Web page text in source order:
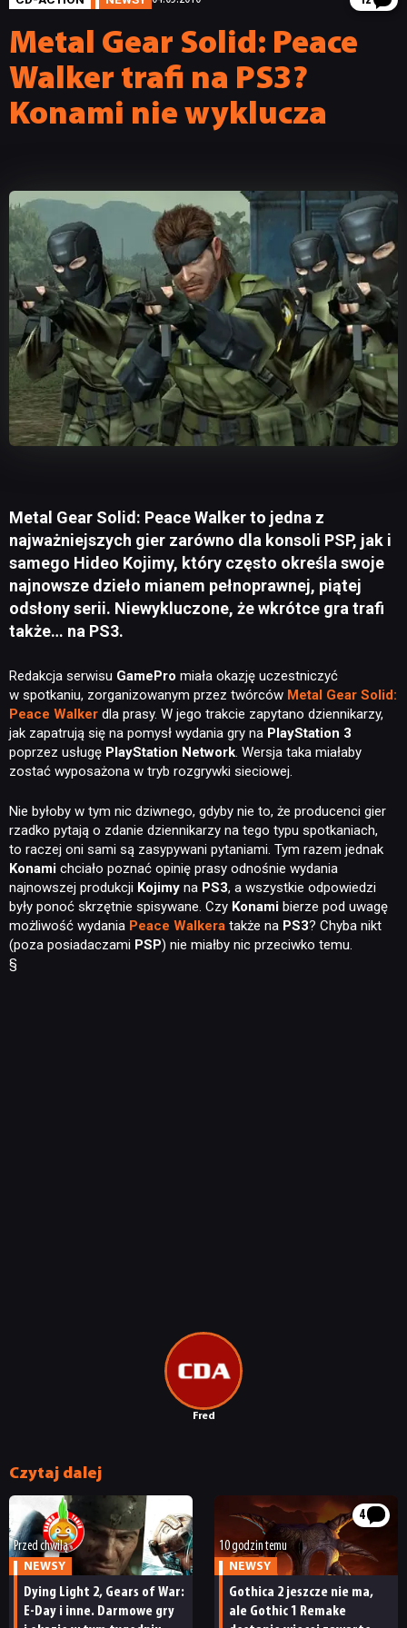
Metal Gear Solid: Peace
Walker trafi na PS3?
Konami nie wyklucza
Fred
Metal Gear Solid: Peace Walker to jedna z
najważniejszych gier zarówno dla konsoli PSP, jak i
samego Hideo Kojimy, który często określa swoje
najnowsze dzieło mianem pełnoprawnej, piątej
odsłony serii. Niewykluczone, że wkrótce gra trafi
także… na PS3.
Redakcja serwisu GamePro miała okazję uczestniczyć
w spotkaniu, zorganizowanym przez twórców Metal Gear Solid:
Peace Walker dla prasy. W jego trakcie zapytano dziennikarzy,
jak zapatrują się na pomysł wydania gry na PlayStation 3
poprzez usługę PlayStation Network. Wersja taka miałaby
zostać wyposażona w tryb rozgrywki sieciowej.
Nie byłoby w tym nic dziwnego, gdyby nie to, że producenci gier
rzadko pytają o zdanie dziennikarzy na tego typu spotkaniach,
to raczej oni sami są zasypywani pytaniami. Tym razem jednak
Konami chciało poznać opinię prasy odnośnie wydania
najnowszej produkcji Kojimy na PS3, a wszystkie odpowiedzi
były ponoć skrzętnie spisywane. Czy Konami bierze pod uwagę
możliwość wydania Peace Walkera także na PS3? Chyba nikt
(poza posiadaczami PSP) nie miałby nic przeciwko temu.
§
Czytaj dalej
Przed chwilą
NEWSY
Dying Light 2, Gears of War:
E-Day i inne. Darmowe gry
4
10 godzin temu
NEWSY
Gothica 2 jeszcze nie ma,
ale Gothic 1 Remake